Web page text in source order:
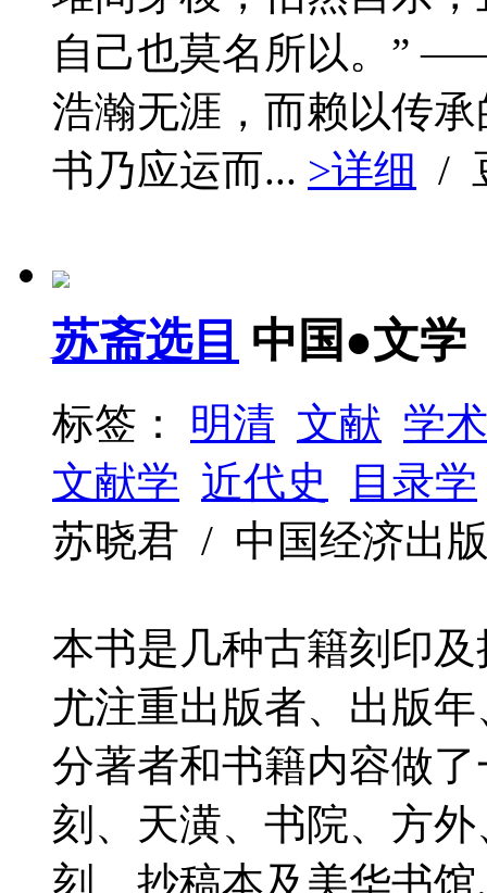
自己也莫名所以。”
浩瀚无涯，而赖以传
书乃应运而... >详细 /
苏斋选目 中国●文学
标签： 明清 文献 学
文献学 近代史
目录学
苏晓君 / 中国经济出
本书是几种古籍刻印
尤注重出版者、出版
分著者和书籍内容做
刻、天潢、书院、方
刻、抄稿本及美华书